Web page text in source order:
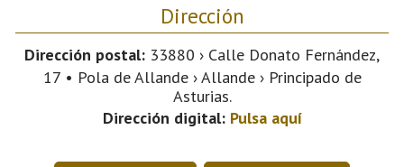
Dirección
Dirección postal: 33880 › Calle Donato Fernández,
17 • Pola de Allande › Allande › Principado de
Asturias.
Dirección digital: Pulsa aquí